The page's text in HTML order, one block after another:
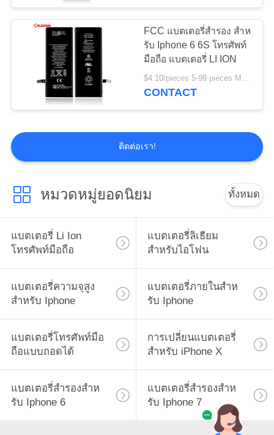
FCC แบตเตอรี่สํารอง สําห
รับ Iphone 6 6S โทรศัพท์
มือถือ แบตเตอรี่ LI ION
$4.10/pieces 5-99 pieces MOQ:5 ชิ้น
CONTACT
ติดต่อเรา!
หมวดหมู่ยอดนิยม ทั้งหมด
แบตเตอรี่ Li Ion
โทรศัพท์มือถือ
แบตเตอรี่ลิเธียม
สำหรับไอโฟน
แบตเตอรี่ความจุสูง
สำหรับ Iphone
แบตเตอรี่ภายในสําห
รับ Iphone
แบตเตอรี่โทรศัพท์มือ
ถือแบบถอดได้
การเปลี่ยนแบตเตอรี่
สําหรับ iPhone X
แบตเตอรี่สํารองสําห
รับ Iphone 6
แบตเตอรี่สํารองสําห
รับ Iphone 7